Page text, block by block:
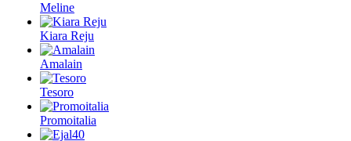
Meline
Kiara Reju
Amalain
Tesoro
Promoitalia